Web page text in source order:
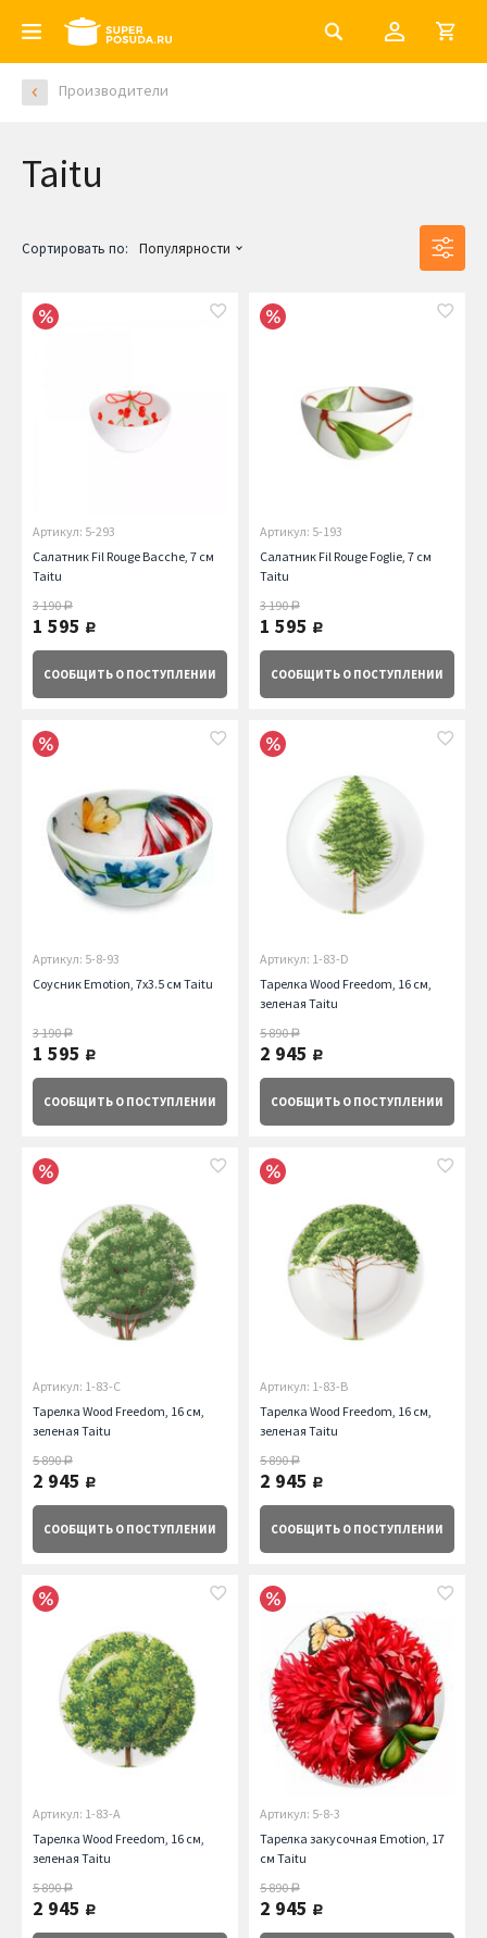
Производители
Taitu
Сортировать по: Популярности
Артикул: 5-293
Салатник Fil Rouge Bacche, 7 см
Taitu
3 190руб.
1 595 руб.
СООБЩИТЬ О ПОСТУПЛЕНИИ
Артикул: 5-193
Салатник Fil Rouge Foglie, 7 см
Taitu
3 190руб.
1 595 руб.
СООБЩИТЬ О ПОСТУПЛЕНИИ
Артикул: 5-8-93
Соусник Emotion, 7х3.5 см Taitu
3 190руб.
1 595 руб.
СООБЩИТЬ О ПОСТУПЛЕНИИ
Артикул: 1-83-D
Тарелка Wood Freedom, 16 см,
зеленая Taitu
5 890руб.
2 945 руб.
СООБЩИТЬ О ПОСТУПЛЕНИИ
Артикул: 1-83-C
Тарелка Wood Freedom, 16 см,
зеленая Taitu
5 890руб.
2 945 руб.
СООБЩИТЬ О ПОСТУПЛЕНИИ
Артикул: 1-83-B
Тарелка Wood Freedom, 16 см,
зеленая Taitu
5 890руб.
2 945 руб.
СООБЩИТЬ О ПОСТУПЛЕНИИ
Артикул: 1-83-A
Тарелка Wood Freedom, 16 см,
зеленая Taitu
5 890руб.
2 945 руб.
Артикул: 5-8-3
Тарелка закусочная Emotion, 17
см Taitu
5 890руб.
2 945 руб.